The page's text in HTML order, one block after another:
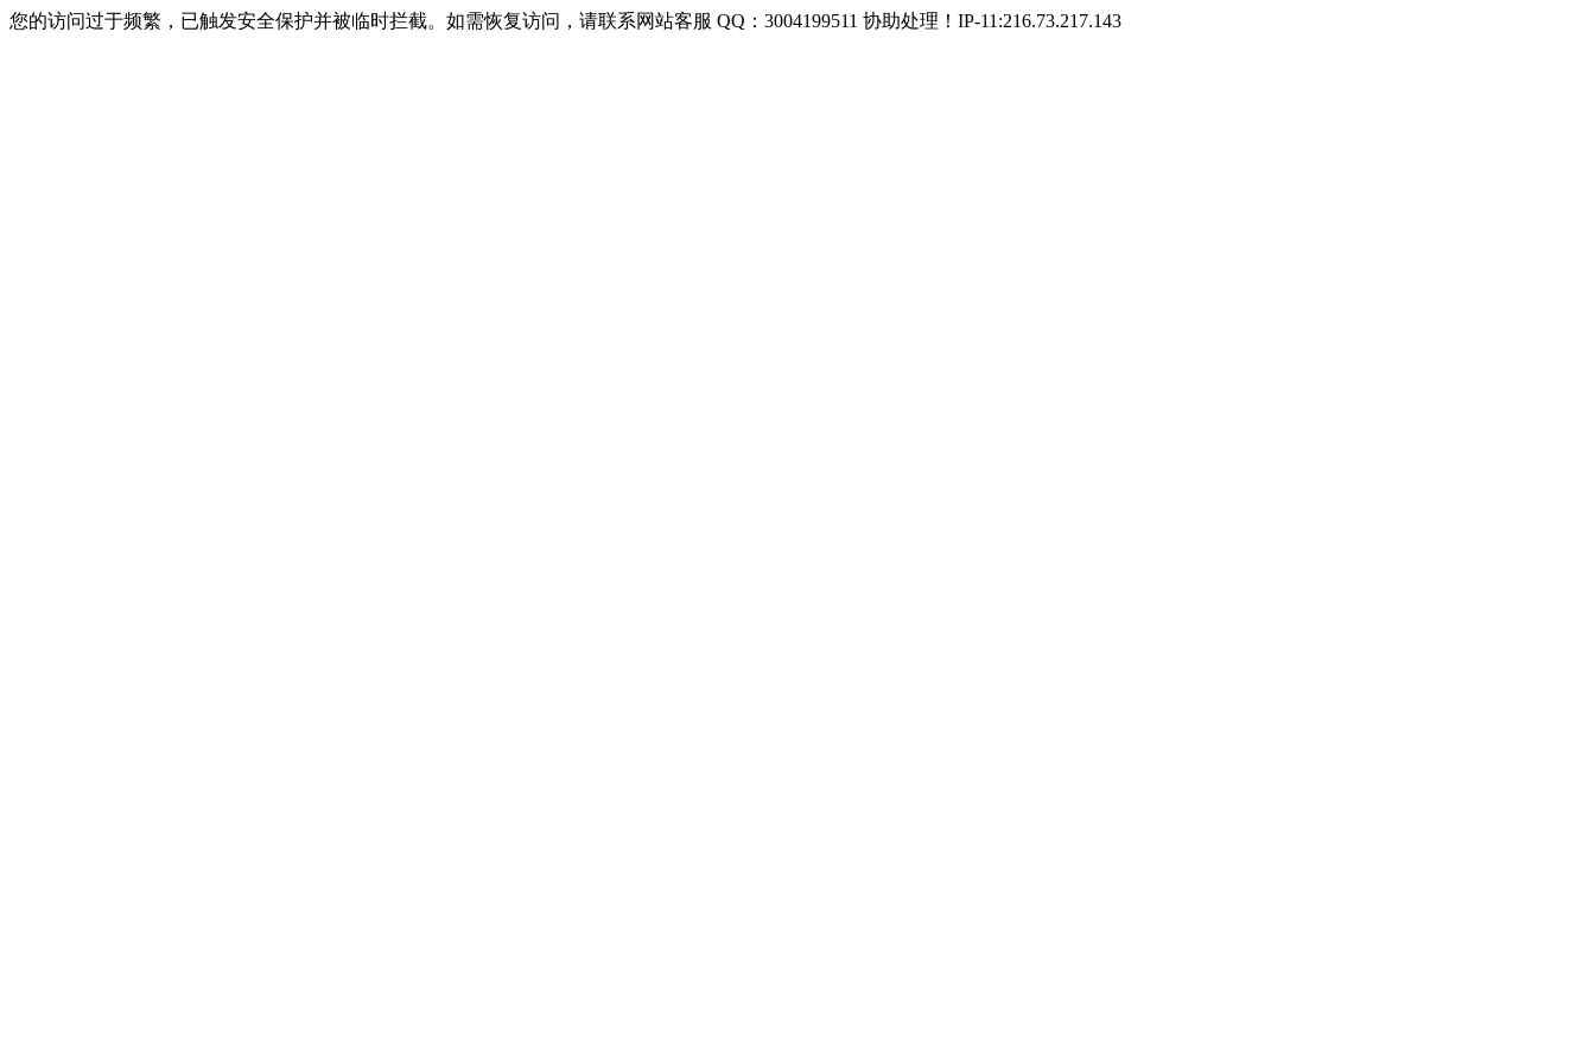
您的访问过于频繁，已触发安全保护并被临时拦截。如需恢复访问，请联系网站客服 QQ：3004199511 协助处理！IP-11:216.73.217.143